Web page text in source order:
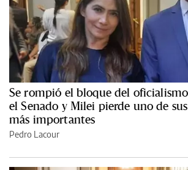
Se rompió el bloque del
el Senado y Milei pierde uno de
más importantes
Pedro Lacour